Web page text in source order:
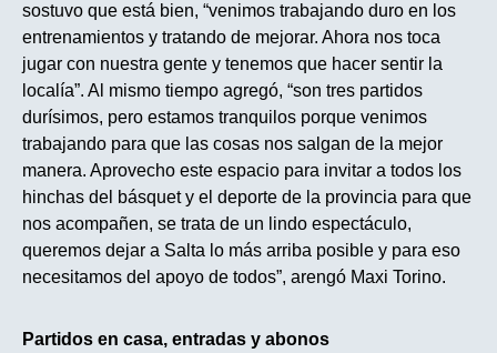
sostuvo que está bien, “venimos trabajando duro en los
entrenamientos y tratando de mejorar. Ahora nos toca
jugar con nuestra gente y tenemos que hacer sentir la
localía”. Al mismo tiempo agregó, “son tres partidos
durísimos, pero estamos tranquilos porque venimos
trabajando para que las cosas nos salgan de la mejor
manera. Aprovecho este espacio para invitar a todos los
hinchas del básquet y el deporte de la provincia para que
nos acompañen, se trata de un lindo espectáculo,
queremos dejar a Salta lo más arriba posible y para eso
necesitamos del apoyo de todos”, arengó Maxi Torino.
Partidos en casa, entradas y abonos